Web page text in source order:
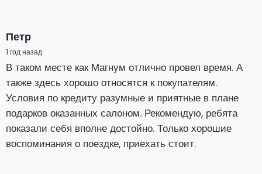
Петр
1 год назад
В таком месте как Магнум отлично провел время. А
также здесь хорошо относятся к покупателям.
Условия по кредиту разумные и приятные в плане
подарков оказанных салоном. Рекомендую, ребята
показали себя вполне достойно. Только хорошие
воспоминания о поездке, приехать стоит.